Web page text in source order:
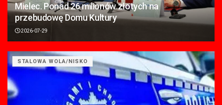
Mielec. Ponad 26 milionów złotych na
przebudowę Domu Kultury
2026-07-29
STALOWA WOLA/NISKO